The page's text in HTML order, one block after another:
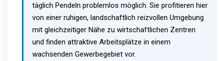
täglich Pendeln problemlos möglich. Sie profitieren hier
von einer ruhigen, landschaftlich reizvollen Umgebung
mit gleichzeitiger Nähe zu wirtschaftlichen Zentren
und finden attraktive Arbeitsplätze in einem
wachsenden Gewerbegebiet vor.